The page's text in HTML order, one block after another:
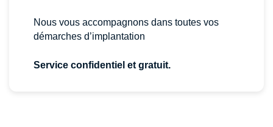
Nous vous accompagnons dans toutes vos
démarches d’implantation
Service confidentiel et gratuit.